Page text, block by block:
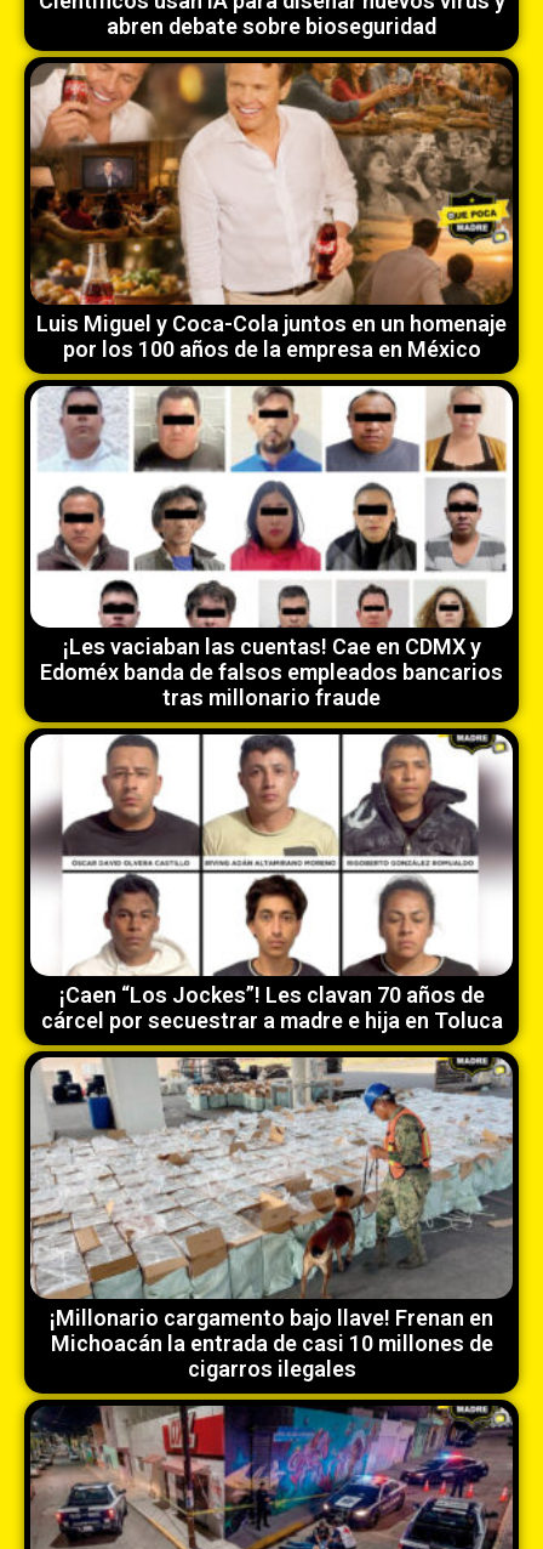
abren debate sobre bioseguridad
Luis Miguel y Coca-Cola juntos en un homenaje
por los 100 años de la empresa en México
¡Les vaciaban las cuentas! Cae en CDMX y
Edoméx banda de falsos empleados bancarios
tras millonario fraude
¡Caen “Los Jockes”! Les clavan 70 años de
cárcel por secuestrar a madre e hija en Toluca
¡Millonario cargamento bajo llave! Frenan en
Michoacán la entrada de casi 10 millones de
cigarros ilegales